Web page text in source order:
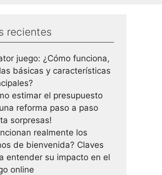
recientes
juego: ¿Cómo funciona,
básicas y características
estimar el presupuesto
reforma paso a paso
sorpresas!
realmente los
de bienvenida? Claves
entender su impacto en el
online